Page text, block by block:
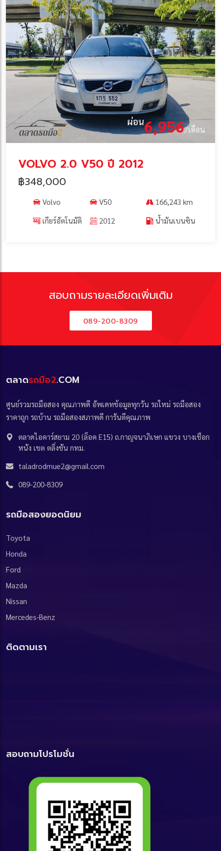
ผ่อน6,956/เดือน
VOLVO 2.0 V50 ปี 2012
฿348,000
Volvo V50
166,243 km
เกียร์อัตโนมัติ
2012 น้ำมันเบนซิน
สอบถามรายละเอียดเพิ่มเติม
089-200-8309
ตลาดรถมือ2.COM
ศูนย์รวมรถมือสอง คุณภาพดี อัพเดทข้อมูลทุกวัน รถใหม่ รถมือสอง
ราคาถูก รถบ้าน รถมือสองสภาพดี การันตีคุณภาพ
ตลาดไอคาร์สยาม 20 (ล็อค E15) ถ.กาญจนาภิเษก แขวง บางเชือก
หนัง เขต ตลิ่งชัน กทม.
taladrodmue2@gmail.com
089-200-8309
รถมือสองยอดนิยม
Toyota
Honda
Ford
Mazda
Nissan
Mercedes-Benz
ติดตามเรา
สอบถามโปรโมชั่น